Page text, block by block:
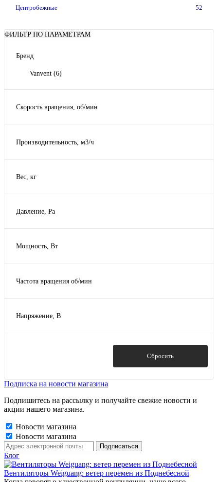
Центробежные 52
ФИЛЬТР ПО ПАРАМЕТРАМ
Бренд
Vanvent (6)
Скорость вращения, об/мин
Производительность, м3/ч
Вес, кг
Давление, Pa
Мощность, Вт
Частота вращения об/мин
Напряжение, В
Сбросить
Подписка на новости магазина
Подпишитесь на рассылку и получайте свежие новости и
акции нашего магазина.
Новости магазина
Новости магазина
Блог
Вентиляторы Weiguang: ветер перемен из Поднебесной